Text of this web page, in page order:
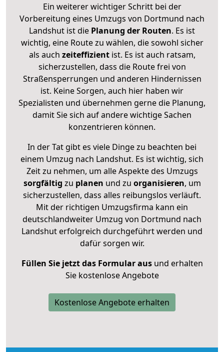
Ein weiterer wichtiger Schritt bei der
Vorbereitung eines Umzugs von Dortmund nach
Landshut ist die Planung der Routen. Es ist
wichtig, eine Route zu wählen, die sowohl sicher
als auch zeiteffizientist. Es ist auch ratsam,
sicherzustellen, dass die Route frei von
Straßensperrungen und anderen Hindernissen
ist. Keine Sorgen, auch hier haben wir
Spezialisten und übernehmen gerne die Planung,
damit Sie sich auf andere wichtige Sachen
konzentrieren können.
In der Tat gibt es viele Dinge zu beachten bei
einem Umzug nach Landshut. Es ist wichtig, sich
Zeit zu nehmen, um alle Aspekte des Umzugs
sorgfältig zu planen und zu organisieren, um
sicherzustellen, dass alles reibungslos verläuft.
Mit der richtigen Umzugsfirma kann ein
deutschlandweiter Umzug von Dortmund nach
Landshut erfolgreich durchgeführt werden und
dafür sorgen wir.
Füllen Sie jetzt das Formular ausund erhalten
Sie kostenlose Angebote
Kostenlose Angebote erhalten